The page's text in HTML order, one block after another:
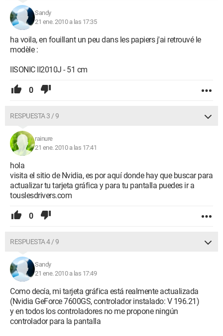
Sandy
21 ene. 2010 a las 17:35
ha voila, en fouillant un peu dans les papiers j'ai retrouvé le
modèle :
IISONIC II2010J - 51 cm
0
RESPUESTA 3 / 9
rainure
21 ene. 2010 a las 17:41
hola
visita el sitio de Nvidia, es por aquí donde hay que buscar para
actualizar tu tarjeta gráfica y para tu pantalla puedes ir a
touslesdrivers.com
0
RESPUESTA 4 / 9
Sandy
21 ene. 2010 a las 17:49
Como decía, mi tarjeta gráfica está realmente actualizada
(Nvidia GeForce 7600GS, controlador instalado: V 196.21)
y en todos los controladores no me propone ningún
controlador para la pantalla